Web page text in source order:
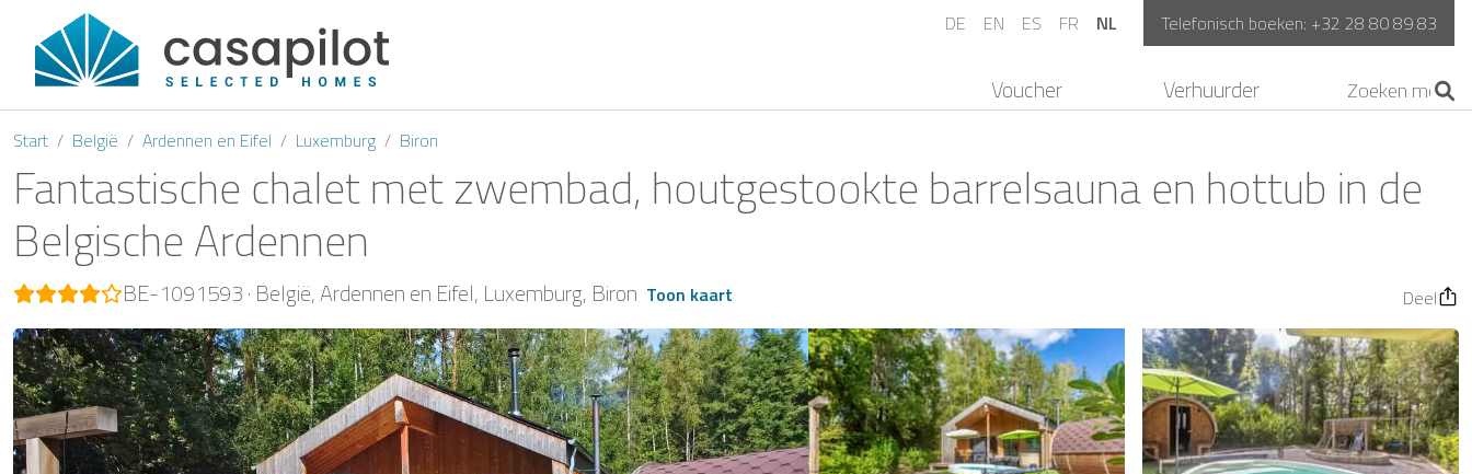
DE EN ES FR NL Telefonisch boeken: +32 28 80 89 83
Voucher Verhuurder
Start België Ardennen en Eifel Luxemburg Biron
Fantastische chalet met zwembad, houtgestookte barrelsauna en hottub in de
Belgische Ardennen
BE-1091593 België Ardennen en Eifel Luxemburg Biron Toon kaart Deel